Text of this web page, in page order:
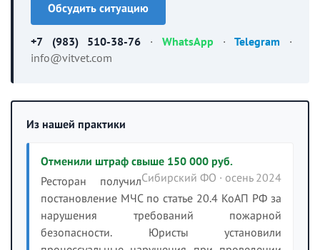
Обсудить ситуацию
+7 (983) 510-38-76 · WhatsApp ·Telegram ·
info@vitvet.com
Из нашей практики
Отменили штраф свыше 150 000 руб.
Сибирский ФО · осень 2024
Ресторан получил
постановление МЧС по статье 20.4 КоАП РФ за
нарушения требований пожарной
безопасности. Юристы установили